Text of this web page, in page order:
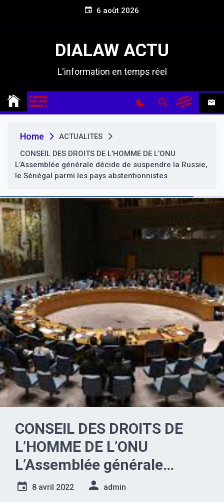
e
6 août 2026
DIALAW ACTU
L'information en temps réel
Home
ACTUALITES
CONSEIL DES DROITS DE L’HOMME DE L’ONU
L’Assemblée générale décide de suspendre la Russie,
le Sénégal parmi les pays abstentionnistes
CONSEIL DES DROITS DE
L’HOMME DE L’ONU
L’Assemblée générale
décide de suspendre la
8 avril 2022 admin